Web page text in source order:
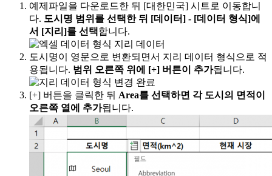
예제파일을 다운로드한 뒤 [대한민국] 시트로 이동합니
다. 도시명 범위를 선택한 뒤 [데이터] - [데이터 형식]에
서 [지리]를 선택합니다.
도시명이 영문으로 변환되면서 지리 데이터 형식으로 적
용됩니다. 범위 오른쪽 위에 [+] 버튼이 추가됩니다.
[+] 버튼을 클릭한 뒤 Area를 선택하면 각 도시의 면적이
오른쪽 열에 추가됩니다.